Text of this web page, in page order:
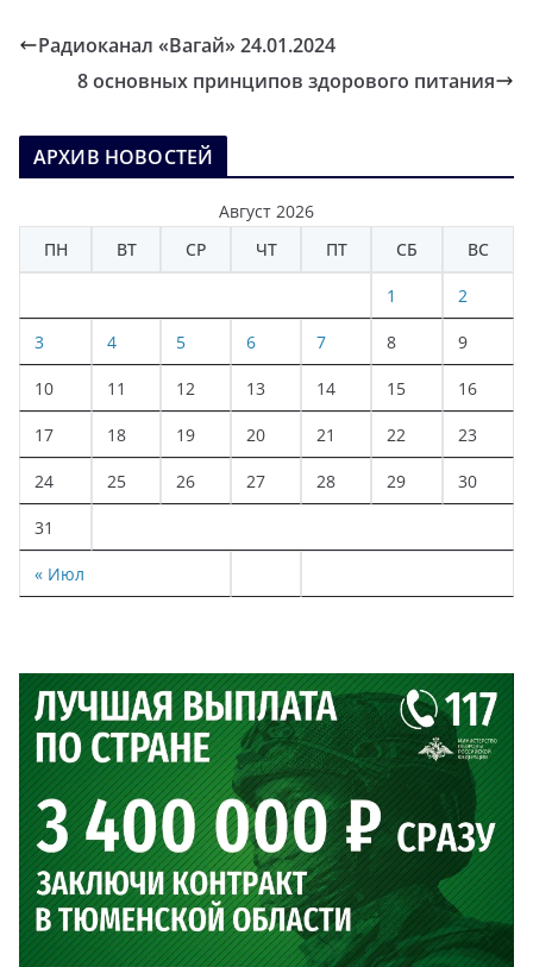
Радиоканал «Вагай» 24.01.2024
8 основных принципов здорового питания
АРХИВ НОВОСТЕЙ
Август 2026
ПН
ВТ СР ЧТ ПТ СБ ВС
« Июл
1 2
3 4 5 6 7 8 9
10 11 12 13 14 15 16
17 18 19 20 21 22 23
24 25 26 27 28 29 30
31